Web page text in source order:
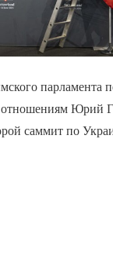
парламента
Юрий
саммит по